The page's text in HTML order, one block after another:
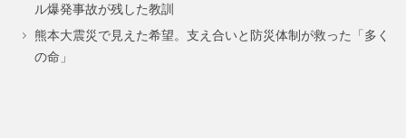
ル爆発事故が残した教訓
熊本大震災で見えた希望。支え合いと防災体制が救った「多く
の命」